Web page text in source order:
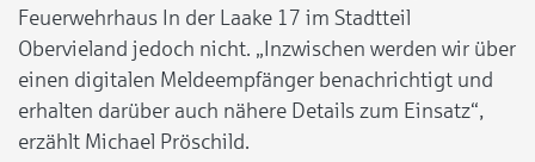
Feuerwehrhaus In der Laake 17 im Stadtteil
Obervieland jedoch nicht. „Inzwischen werden wir über
einen digitalen Meldeempfänger benachrichtigt und
erhalten darüber auch nähere Details zum Einsatz“,
erzählt Michael Pröschild.